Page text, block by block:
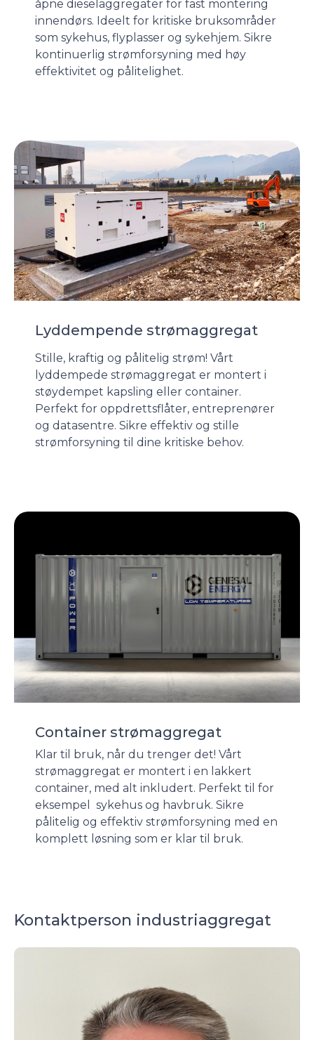
åpne dieselaggregater for fast montering
innendørs. Ideelt for kritiske bruksområder
som sykehus, flyplasser og sykehjem. Sikre
kontinuerlig strømforsyning med høy
effektivitet og pålitelighet.
Lyddempende strømaggregat
Stille, kraftig og pålitelig strøm! Vårt
lyddempede strømaggregat er montert i
støydempet kapsling eller container.
Perfekt for oppdrettsflåter, entreprenører
og datasentre. Sikre effektiv og stille
strømforsyning til dine kritiske behov.
Container strømaggregat
Klar til bruk, når du trenger det! Vårt
strømaggregat er montert i en lakkert
container, med alt inkludert. Perfekt til for
eksempel sykehus og havbruk. Sikre
pålitelig og effektiv strømforsyning med en
komplett løsning som er klar til bruk.
Kontaktperson industriaggregat